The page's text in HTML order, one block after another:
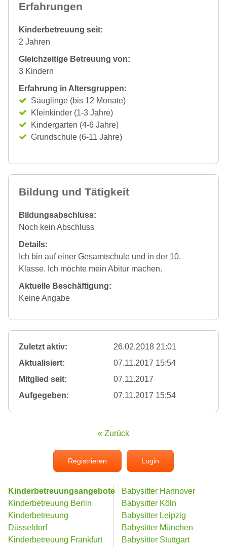
Erfahrungen
Kinderbetreuung seit:
2 Jahren
Gleichzeitige Betreuung von:
3 Kindern
Erfahrung in Altersgruppen:
Säuglinge (bis 12 Monate)
Kleinkinder (1-3 Jahre)
Kindergarten (4-6 Jahre)
Grundschule (6-11 Jahre)
Bildung und Tätigkeit
Bildungsabschluss:
Noch kein Abschluss
Details:
Ich bin auf einer Gesamtschule und in der 10.
Klasse. Ich möchte mein Abitur machen.
Aktuelle Beschäftigung:
Keine Angabe
Zuletzt aktiv:
26.02.2018 21:01
Aktualisiert:
07.11.2017 15:54
Mitglied seit:
07.11.2017
Aufgegeben:
07.11.2017 15:54
« Zurück
Registrieren Login
Kinderbetreuungsangebote
Kinderbetreuung Berlin
Kinderbetreuung
Düsseldorf
Kinderbetreuung Frankfurt
Babysitter Hannover
Babysitter Köln
Babysitter Leipzig
Babysitter München
Babysitter Stuttgart